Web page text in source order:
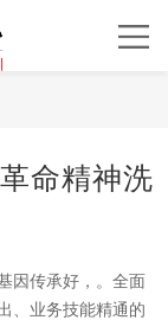
命精神洗
因传承好，。全面
、业务技能精通的